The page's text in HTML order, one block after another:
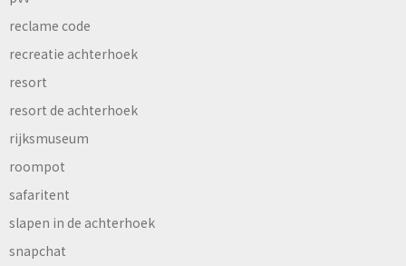
reclame code
recreatie achterhoek
resort
resort de achterhoek
rijksmuseum
roompot
safaritent
slapen in de achterhoek
snapchat